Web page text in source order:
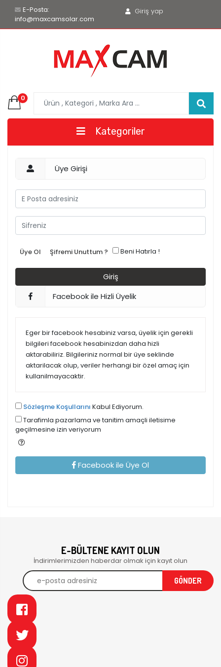
E-Posta:
info@maxcamsolar.com
Giriş yap
0
Kategoriler
Üye Girişi
Beni Hatırla !
Üye Ol Şifremi Unuttum ?
Facebook ile Hizli Üyelik
Eger bir facebook hesabiniz varsa, üyelik için gerekli
bilgileri facebook hesabinizdan daha hizli
aktarabiliriz. Bilgileriniz normal bir üye seklinde
aktarilacak olup, veriler herhangi bir özel amaç için
kullanilmayacaktir.
Sözleşme Koşullarını Kabul Ediyorum.
Tarafimla pazarlama ve tanitim amaçli iletisime
geçilmesine izin veriyorum
Facebook ile Üye Ol
E-BÜLTENE KAYIT OLUN
İndirimlerimizden haberdar olmak için kayıt olun